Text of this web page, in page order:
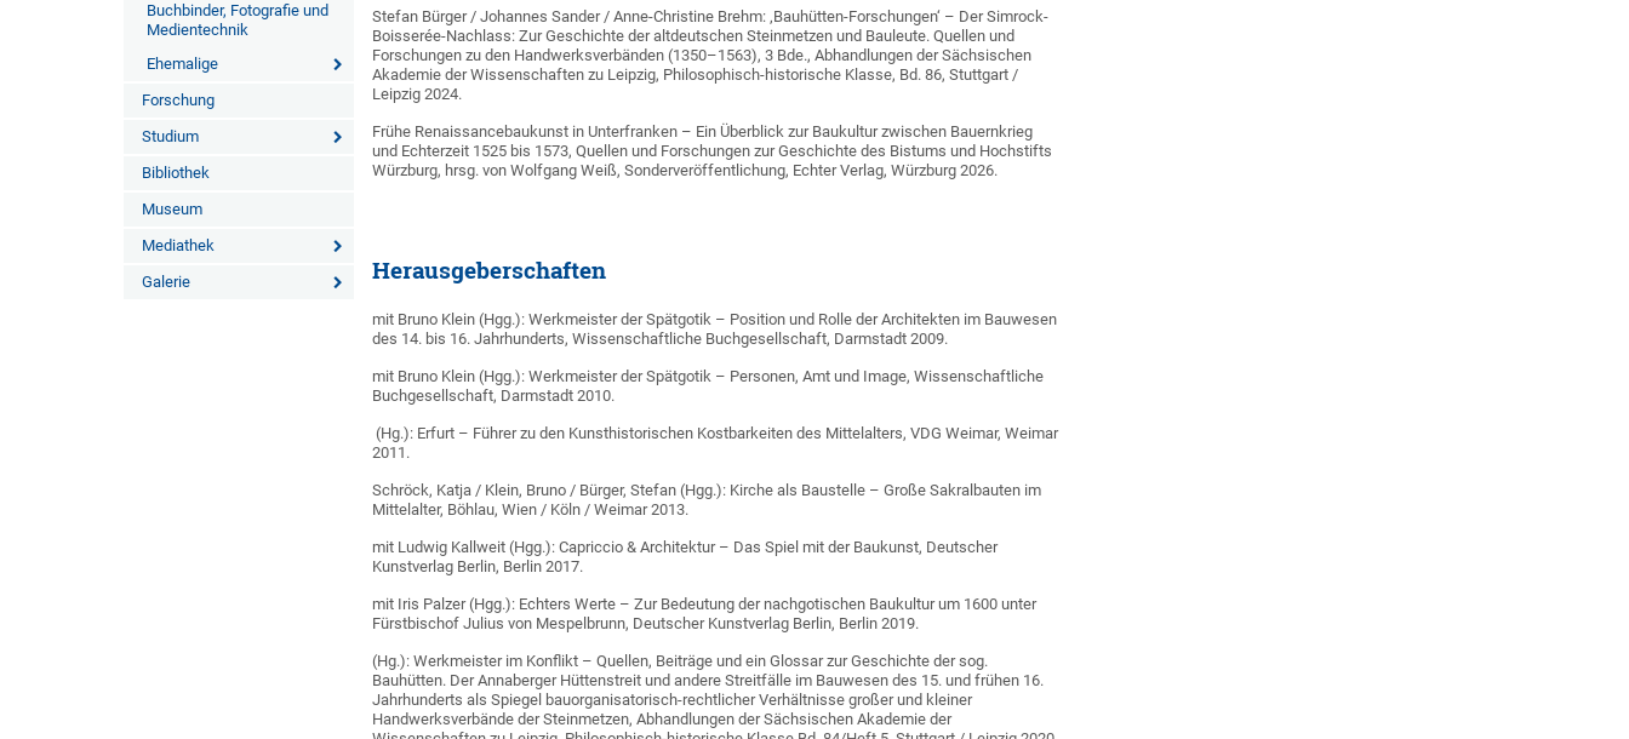
Buchbinder, Fotografie und
Medientechnik
Ehemalige
Forschung
Studium
Bibliothek
Museum
Mediathek
Galerie
Stefan Bürger / Johannes Sander / Anne-Christine Brehm: ‚Bauhütten-Forschungen‘ – Der Simrock-
Boisserée-Nachlass: Zur Geschichte der altdeutschen Steinmetzen und Bauleute. Quellen und
Forschungen zu den Handwerksverbänden (1350–1563), 3 Bde., Abhandlungen der Sächsischen
Akademie der Wissenschaften zu Leipzig, Philosophisch-historische Klasse, Bd. 86, Stuttgart /
Leipzig 2024.
Frühe Renaissancebaukunst in Unterfranken – Ein Überblick zur Baukultur zwischen Bauernkrieg
und Echterzeit 1525 bis 1573, Quellen und Forschungen zur Geschichte des Bistums und Hochstifts
Würzburg, hrsg. von Wolfgang Weiß, Sonderveröffentlichung, Echter Verlag, Würzburg 2026.
Herausgeberschaften
mit Bruno Klein (Hgg.): Werkmeister der Spätgotik – Position und Rolle der Architekten im Bauwesen
des 14. bis 16. Jahrhunderts, Wissenschaftliche Buchgesellschaft, Darmstadt 2009.
mit Bruno Klein (Hgg.): Werkmeister der Spätgotik – Personen, Amt und Image, Wissenschaftliche
Buchgesellschaft, Darmstadt 2010.
(Hg.): Erfurt – Führer zu den Kunsthistorischen Kostbarkeiten des Mittelalters, VDG Weimar, Weimar
2011.
Schröck, Katja / Klein, Bruno / Bürger, Stefan (Hgg.): Kirche als Baustelle – Große Sakralbauten im
Mittelalter, Böhlau, Wien / Köln / Weimar 2013.
mit Ludwig Kallweit (Hgg.): Capriccio & Architektur – Das Spiel mit der Baukunst, Deutscher
Kunstverlag Berlin, Berlin 2017.
mit Iris Palzer (Hgg.): Echters Werte – Zur Bedeutung der nachgotischen Baukultur um 1600 unter
Fürstbischof Julius von Mespelbrunn, Deutscher Kunstverlag Berlin, Berlin 2019.
(Hg.): Werkmeister im Konflikt – Quellen, Beiträge und ein Glossar zur Geschichte der sog.
Bauhütten. Der Annaberger Hüttenstreit und andere Streitfälle im Bauwesen des 15. und frühen 16.
Jahrhunderts als Spiegel bauorganisatorisch-rechtlicher Verhältnisse großer und kleiner
Handwerksverbände der Steinmetzen, Abhandlungen der Sächsischen Akademie der